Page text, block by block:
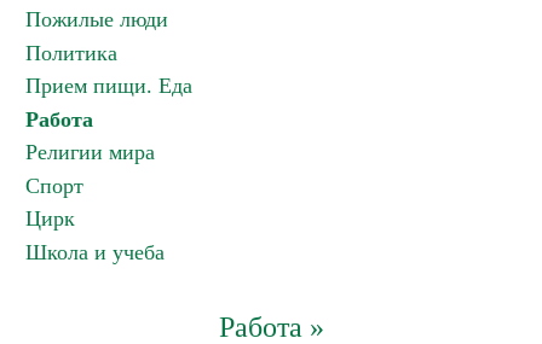
Пожилые люди
Политика
Прием пищи. Еда
Работа
Религии мира
Спорт
Цирк
Школа и учеба
Работа »